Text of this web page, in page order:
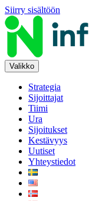
Siirry sisältöön
Valikko
Strategia
Sijoittajat
Tiimi
Ura
Sijoitukset
Kestävyys
Uutiset
Yhteystiedot